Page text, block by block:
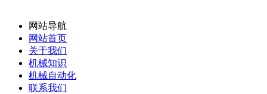
网站导航
网站首页
关于我们
机械知识
机械自动化
联系我们